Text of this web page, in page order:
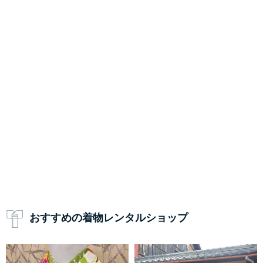
おすすめの着物レンタルショップ